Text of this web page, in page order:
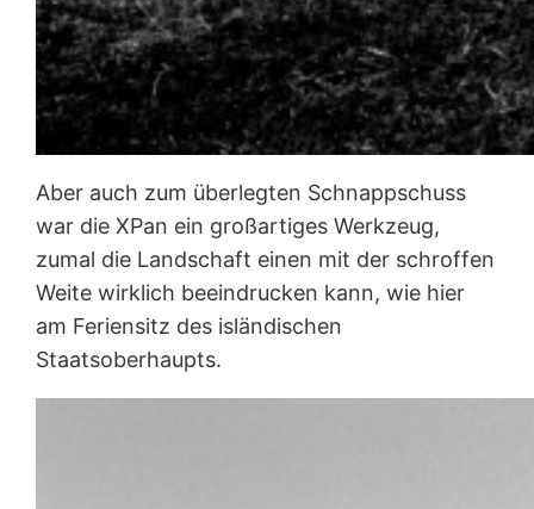
Aber auch zum überlegten Schnappschuss
war die XPan ein großartiges Werkzeug,
zumal die Landschaft einen mit der schroffen
Weite wirklich beeindrucken kann, wie hier
am Feriensitz des isländischen
Staatsoberhaupts.